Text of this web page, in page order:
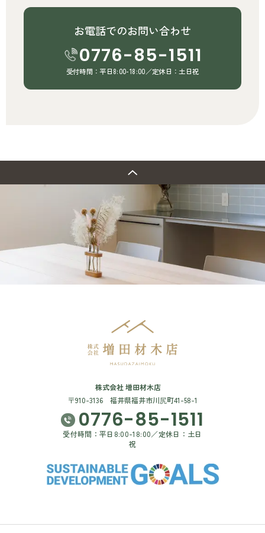
お電話でのお問い合わせ
0776-85-1511
受付時間：平日8:00-18:00／定休日：土日祝
株式会社 増田材木店
〒910-3136 福井県福井市川尻町41-58-1
0776-85-1511
受付時間：平日8:00-18:00／定休日：土日
祝